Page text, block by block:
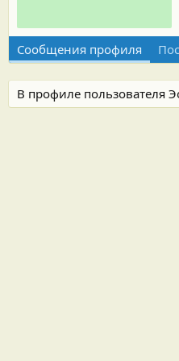
Сообщения профиля
В профиле пользователя